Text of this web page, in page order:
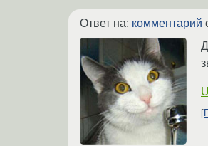
Ответ на: комментарий